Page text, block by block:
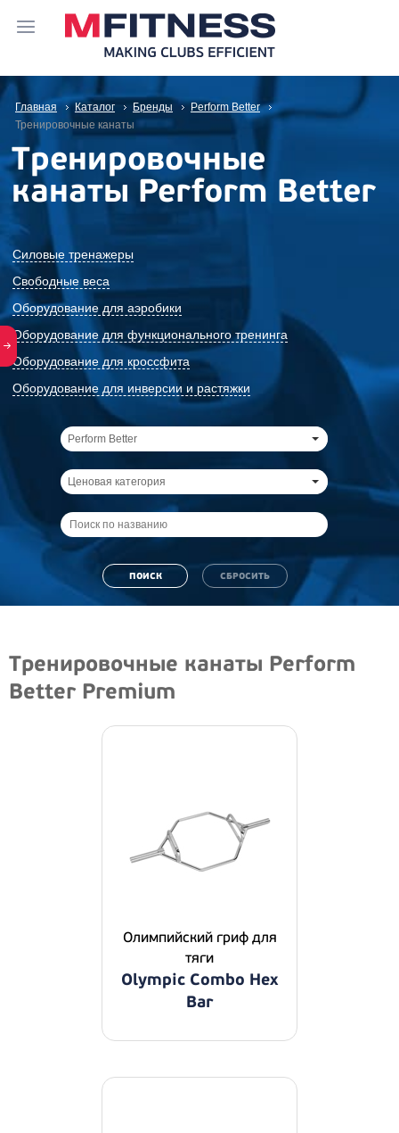
Главная Каталог Бренды
Perform Better
Тренировочные канаты
Тренировочные
канаты Perform Better
Силовые тренажеры
Свободные веса
Оборудование для аэробики
Оборудование для функционального тренинга
Оборудование для кроссфита
Оборудование для инверсии и растяжки
Perform Better
Ценовая категория
Тренировочные канаты Perform
Better Premium
Олимпийский гриф для
тяги
Olympic Combo Hex
Bar